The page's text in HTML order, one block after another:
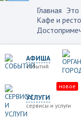
Главная Это
Кафе и
АФИША
событий
УСЛУГИ
сервисы и услуги
новое